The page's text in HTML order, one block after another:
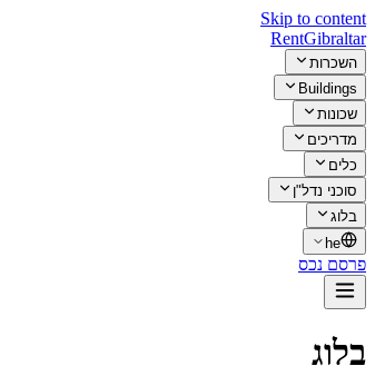
Skip to content
RentGibraltar
השכרות
Buildings
שכונות
מדריכים
כלים
סוכני נדל"ן
בלוג
he
פרסם נכס
בלוג